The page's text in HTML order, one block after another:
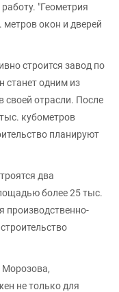
"Геометрия
окон и дверей
строится завод по
станет одним из
своей отрасли. После
кубометров
планируют
два
более 25 тыс.
производственно-
Морозова,
не только для